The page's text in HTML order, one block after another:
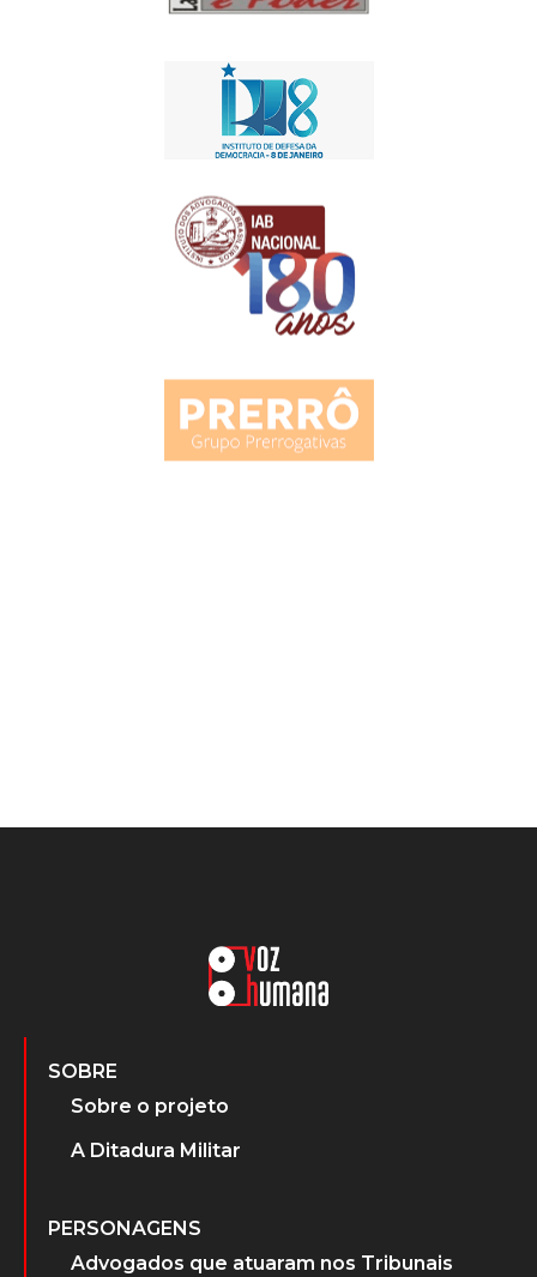
SOBRE
Sobre o projeto
A Ditadura Militar
PERSONAGENS
Advogados que atuaram nos Tribunais